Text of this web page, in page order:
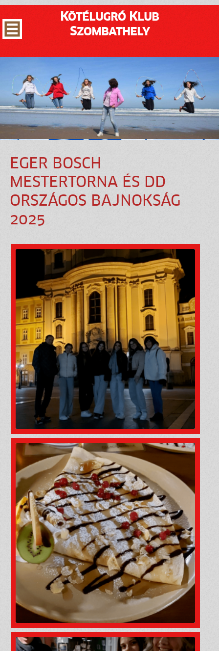
Kötélugró Klub
Szombathely
EGER BOSCH
MESTERTORNA ÉS DD
ORSZÁGOS BAJNOKSÁG
2025